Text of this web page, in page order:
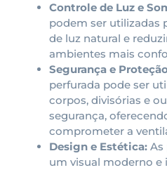
Controle de Luz e
podem ser utilizadas
de luz natural e
ambientes mais
Segurança e
perfurada pode ser
corpos, divisórias e
segurança,
comprometer a
Design e Estética: As
um visual moderno e